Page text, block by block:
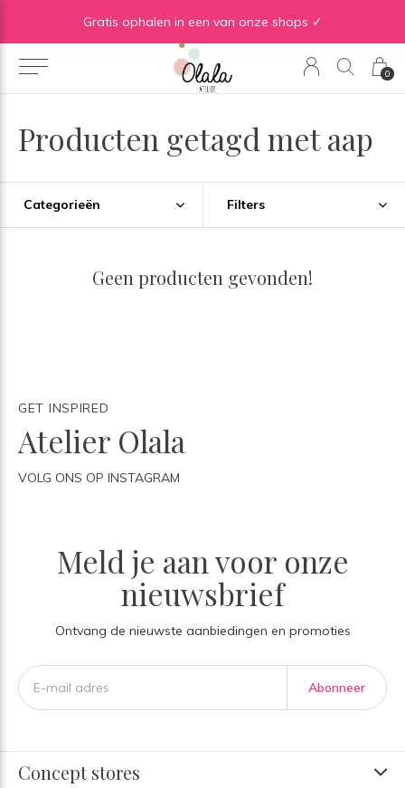
0
Gratis ophalen in een van onze shops ✓
Producten getagd met aap
Categorieën Filters
Geen producten gevonden!
GET INSPIRED
Atelier Olala
VOLG ONS OP INSTAGRAM
Meld je aan voor onze
nieuwsbrief
Ontvang de nieuwste aanbiedingen en promoties
Abonneer
Concept stores